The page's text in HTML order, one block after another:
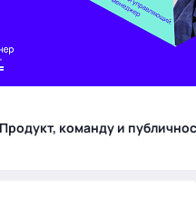
команду и